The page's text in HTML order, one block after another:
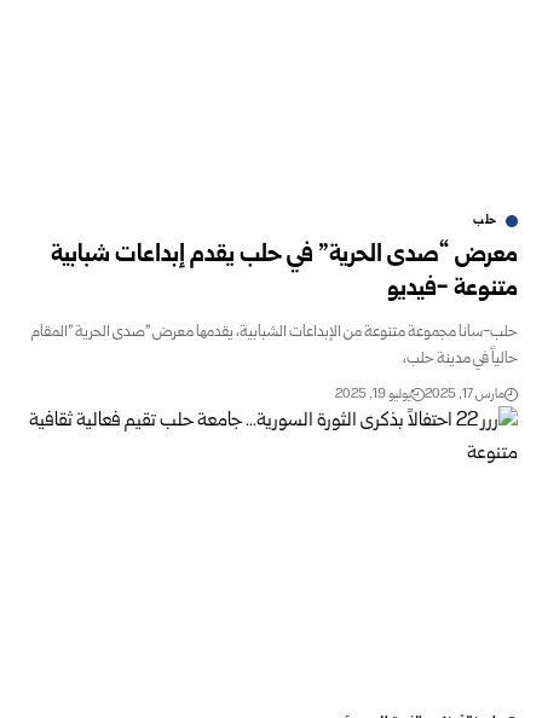
حلب
معرض “صدى الحرية” في حلب يقدم إبداعات شبابية
متنوعة -فيديو
حلب-سانا مجموعة متنوعة من الإبداعات الشبابية، يقدمها معرض "صدى الحرية "المقام
حالياً في مدينة حلب،
مارس 17, 2025 يوليو 19, 2025